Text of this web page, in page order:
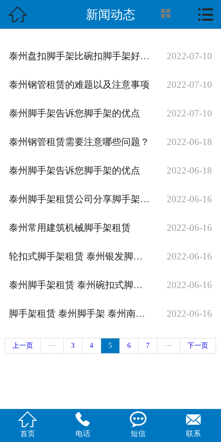
首页
案例中心
租赁流程
新闻动态
 新闻动态  
泰州盘扣脚手架比碗扣脚手架好在哪里 2022-07-10
泰州钢管租赁的难题以及注意事项 2022-07-10
泰州脚手架告诉您脚手架的优点 2022-07-10
泰州钢管租赁需要注意哪些问题？ 2022-06-18
泰州脚手架告诉您脚手架的优点 2022-06-18
泰州脚手架租赁公司分享脚手架的安全使用要求 2022-06-16
泰州常用建筑机械脚手架租赁 2022-06-16
轮扣式脚手架租赁 泰州银发脚手架泰州风景区脚手架租赁 2022-06-16
泰州脚手架租赁 泰州碗扣式脚手架出租 泰州碗扣式脚手架 2022-06-16
脚手架租赁 泰州脚手架 泰州南脚手架 2022-06-16
上一页 ··· 3 4 5 6 7 ··· 下一页

首页

电话

短信

联系